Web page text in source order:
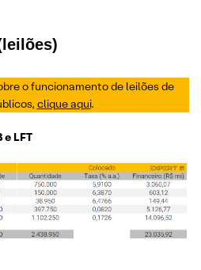
o funcionamento de leilões de
clique aqui.
e LFT